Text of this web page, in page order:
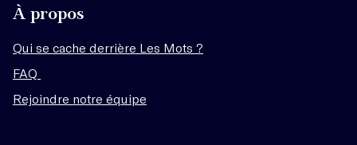
À propos
Qui se cache derrière Les Mots ?
FAQ
Rejoindre notre équipe